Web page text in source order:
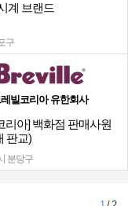
계 브랜드
구
빌코리아 유한회사
리아] 백화점 판매사원
판교)
분당구